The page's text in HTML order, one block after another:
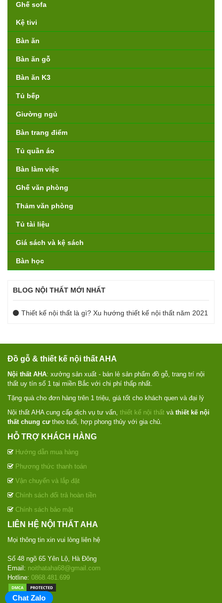
Ghế sofa
Kệ tivi
Bàn ăn
Bàn ăn gỗ
Bàn ăn K3
Tủ bếp
Giường ngủ
Bàn trang điểm
Tủ quần áo
Bàn làm việc
Ghế văn phòng
Thảm văn phòng
Tủ tài liệu
Giá sách và kệ sách
Bàn học
BLOG NỘI THẤT MỚI NHẤT
Thiết kế nội thất là gì? Xu hướng thiết kế nội thất năm 2021
Đồ gỗ & thiết kế nội thất AHA
Nội thất AHA: xưởng sản xuất - bán lẻ sản phẩm đồ gỗ, trang trí nội
thất uy tín số 1 tại miền Bắc với chi phí thấp nhất.
Tặng quà cho đơn hàng trên 1 triệu, giá tốt cho khách quen và đại lý
Nội thất AHA cung cấp dịch vụ tư vấn, thiết kế nội thất và thiết kế nội
thất chung cưtheo tuổi, hợp phong thủy với gia chủ.
HỖ TRỢ KHÁCH HÀNG
Hướng dẫn mua hàng
Phương thức thanh toán
Vận chuyển và lắp đặt
Chính sách đổi trả hoàn tiền
Chính sách bảo mật
LIÊN HỆ NỘI THẤT AHA
Mọi thông tin xin vui lòng liên hệ
Số 48 ngõ 65 Yên Lộ, Hà Đông
Email: noithataha68@gmail.com
Hotline: 0868.481.699
Chat Zalo